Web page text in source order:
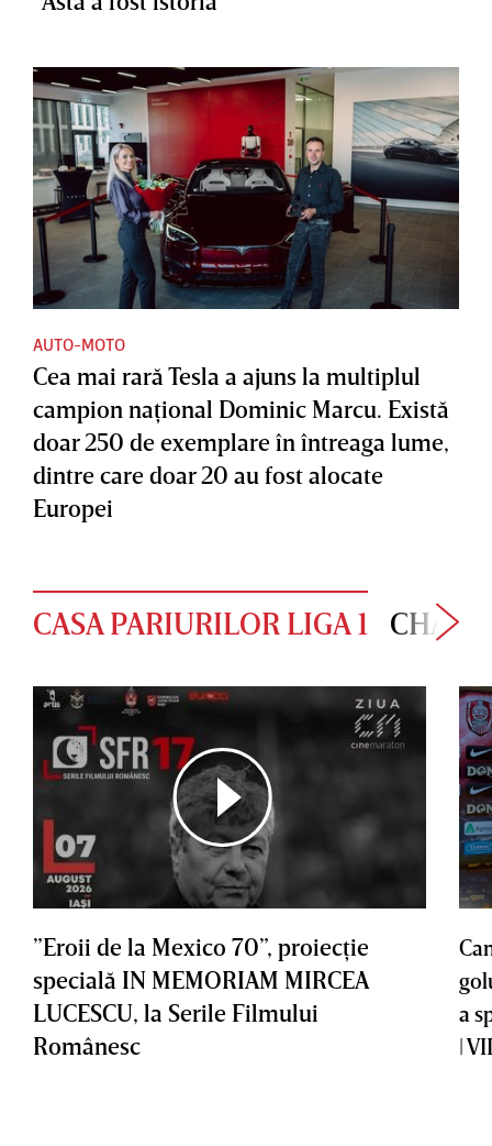
AUTO-MOTO
Cea mai rară Tesla a ajuns la multiplul
campion naţional Dominic Marcu. Există
doar 250 de exemplare în întreaga lume,
dintre care doar 20 au fost alocate
Europei
CASA PARIURILOR LIGA 1
”Eroii de la Mexico 70”, proiecţie
specială IN MEMORIAM MIRCEA
LUCESCU, la Serile Filmului
Românesc
a
|